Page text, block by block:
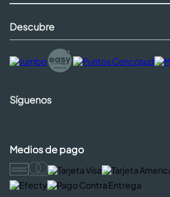
Descubre
Síguenos
Medios de pago